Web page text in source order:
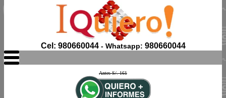
Cel: 980660044- Whatsapp: 980660044
Antes S/. 161